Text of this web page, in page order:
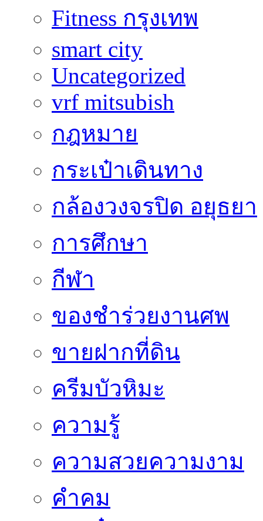
Fitness กรุงเทพ
smart city
Uncategorized
vrf mitsubish
กฎหมาย
กระเป๋าเดินทาง
กล้องวงจรปิด อยุธยา
การศึกษา
กีฬา
ของชำร่วยงานศพ
ขายฝากที่ดิน
ครีมบัวหิมะ
ความรู้
ความสวยความงาม
คำคม